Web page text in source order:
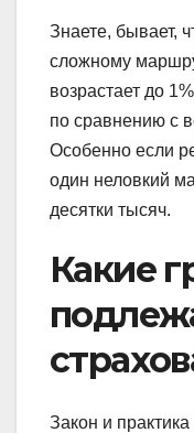
Знаете, бывает,
сложному
возрастает до
по сравнению с
Особенно если
один неловкий
десятки тысяч.
Какие
Закон и